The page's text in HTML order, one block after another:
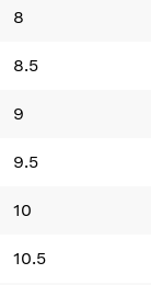
8
8.5
9
9.5
10
10.5